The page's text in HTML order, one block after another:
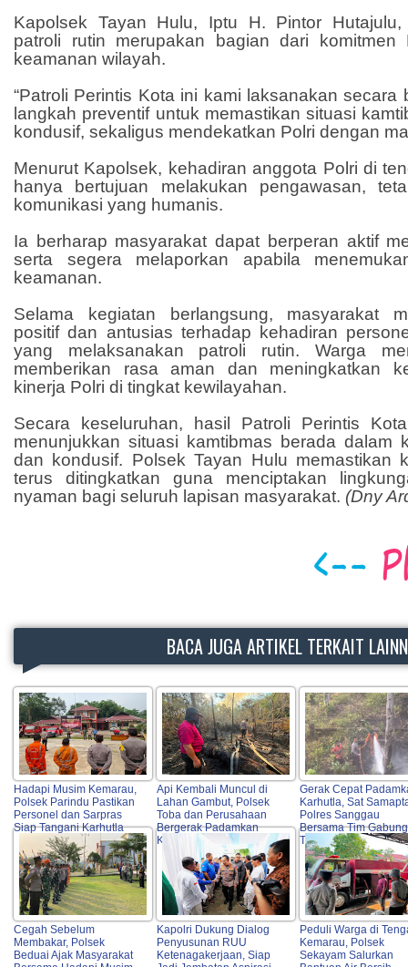
Kapolsek Tayan Hulu, Iptu H. Pintor
patroli rutin merupakan bagian dari komitmen
keamanan wilayah.
“Patroli Perintis Kota ini kami laksanakan secara
langkah preventif untuk memastikan situasi
kondusif, sekaligus mendekatkan Polri dengan
Menurut Kapolsek, kehadiran anggota Polri di
hanya bertujuan melakukan pengawasan,
komunikasi yang humanis.
Ia berharap masyarakat dapat berperan aktif
serta segera melaporkan apabila
keamanan.
Selama kegiatan berlangsung, masyarakat
positif dan antusias terhadap kehadiran
yang melaksanakan patroli rutin. Warga
memberikan rasa aman dan meningkatkan
kinerja Polri di tingkat kewilayahan.
Secara keseluruhan, hasil Patroli Perintis
menunjukkan situasi kamtibmas berada dalam
dan kondusif. Polsek Tayan Hulu memastikan
terus ditingkatkan guna menciptakan
nyaman bagi seluruh lapisan masyarakat. (Dny
BACA JUGA ARTIKEL TERKAIT
Hadapi Musim Kemarau,
Polsek Parindu Pastikan
Personel dan Sarpras
Siap Tangani Karhutla
Api Kembali Muncul di
Lahan Gambut, Polsek
Toba dan Perusahaan
Bergerak Padamkan
Karhutla
Gerak Cepat
Karhutla, Sat
Polres Sanggau
Bersama Tim
Turun ke Lokasi
Cegah Sebelum
Membakar, Polsek
Beduai Ajak Masyarakat
Kapolri Dukung Dialog
Penyusunan RUU
Ketenagakerjaan, Siap
Peduli Warga di
Kemarau, Polsek
Sekayam Salurkan